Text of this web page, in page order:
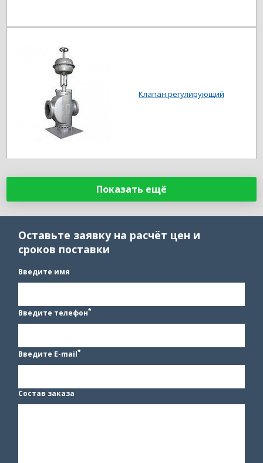
Клапан регулирующий
Показать ещё
Оставьте заявку на расчёт цен и
сроков поставки
Введите имя
Введите телефон*
Введите E-mail*
Состав заказа